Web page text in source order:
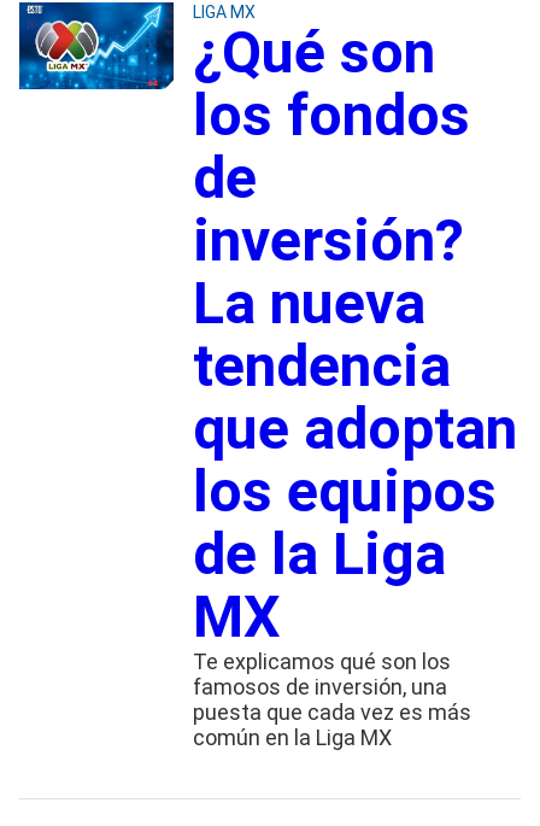
LIGA MX
¿Qué son
los fondos
de
inversión?
La nueva
tendencia
que adoptan
los equipos
de la Liga
MX
Te explicamos qué son los
famosos de inversión, una
puesta que cada vez es más
común en la Liga MX